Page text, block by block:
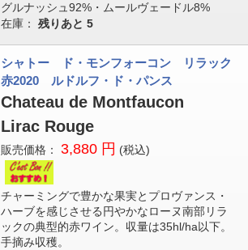
グルナッシュ92%・ムールヴェードル8%
在庫： 残りあと 5
シャトー ド・モンフォーコン リラック
赤2020 ルドルフ・ド・パンス
Chateau de Montfaucon
Lirac Rouge
販売価格： 3,880 円 (税込)
チャーミングで豊かな果実とプロヴァンス・
ハーブを感じさせる円やかなローヌ南部リラ
ックの典型的赤ワイン。収量は35hl/ha以下。
手摘み収穫。